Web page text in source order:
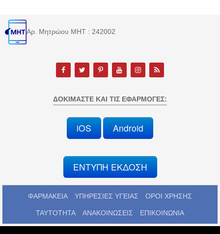
Αρ. Μητρώου MHT : 242002
ΔΟΚΙΜΆΣΤΕ ΚΑΙ ΤΙΣ ΕΦΑΡΜΟΓΈΣ:
iOS Android
ΕΝΤΥΠΗ ΕΚΔΟΣΗ
ΦΑΡΜΑΚΕΙΑ ΥΠΗΡΕΣΙΕΣ ΥΓΕΙΑΣ ΟΡΟΙ ΧΡΗΣΗΣ
ΤΑΥΤΟΤΗΤΑ ΑΝΑΚΟΙΝΩΣΕΙΣ ΕΠΙΚΟΙΝΩΝΙΑ